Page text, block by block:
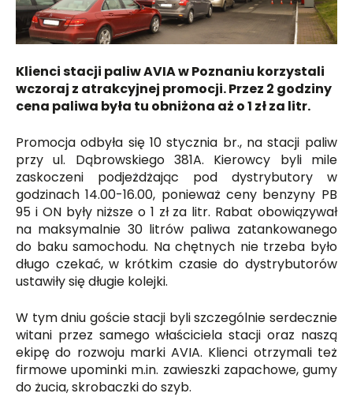
Klienci stacji paliw AVIA w Poznaniu korzystali
wczoraj z atrakcyjnej promocji. Przez 2 godziny
cena paliwa była tu obniżona aż o 1 zł za litr.
Promocja odbyła się 10 stycznia br., na stacji paliw
przy ul. Dąbrowskiego 381A. Kierowcy byli mile
zaskoczeni podjeżdżając pod dystrybutory w
godzinach 14.00-16.00, ponieważ ceny benzyny PB
95 i ON były niższe o 1 zł za litr. Rabat obowiązywał
na maksymalnie 30 litrów paliwa zatankowanego
do baku samochodu. Na chętnych nie trzeba było
długo czekać, w krótkim czasie do dystrybutorów
ustawiły się długie kolejki.
W tym dniu goście stacji byli szczególnie serdecznie
witani przez samego właściciela stacji oraz naszą
ekipę do rozwoju marki AVIA. Klienci otrzymali też
firmowe upominki m.in. zawieszki zapachowe, gumy
do żucia, skrobaczki do szyb.